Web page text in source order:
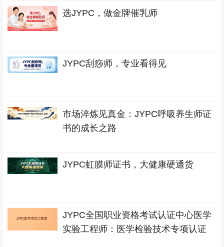
选JYPC，做金牌催乳师
JYPC刮痧师，专业看得见
市场淬炼见真金：JYPC呼吸养生师证
书的成长之路
JYPC虹膜师证书，大健康硬通货
JYPC全国职业资格考试认证中心医学
实验工程师：医学检验技术专项认证